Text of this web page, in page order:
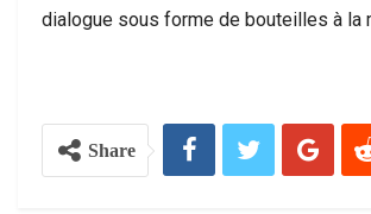
dialogue sous forme de bouteilles à la
Share